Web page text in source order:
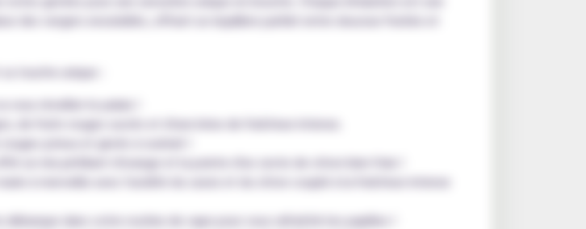
des vergers ensoleillés, offrant un équilibre parfait entre douceur fruitée et
touche unique :
vous réveiller le palais !
de fruits rouges sucrés et d'une brise de fraîcheur intense.
juteux et givrés à souhait !
un mix pétillant d'orange et la pointe d'un zeste de citron bien frais !
à merveille avec l'acidité du cassis et du citron couplé à la fraîcheur intense
dans votre routine de vape pour vous rafraîchir les papilles !